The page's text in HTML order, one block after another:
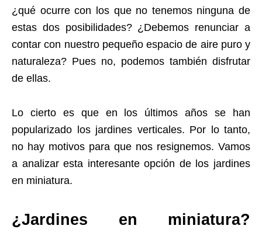
¿qué ocurre con los que no tenemos ninguna de
estas dos posibilidades? ¿Debemos renunciar a
contar con nuestro pequeño espacio de aire puro y
naturaleza? Pues no, podemos también disfrutar
de ellas.
Lo cierto es que en los últimos años se han
popularizado los jardines verticales. Por lo tanto,
no hay motivos para que nos resignemos. Vamos
a analizar esta interesante opción de los jardines
en miniatura.
¿Jardines en miniatura?